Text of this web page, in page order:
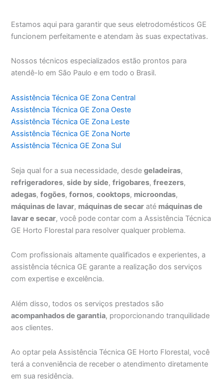
Estamos aqui para garantir que seus eletrodomésticos GE
funcionem perfeitamente e atendam às suas expectativas.
Nossos técnicos especializados estão prontos para
atendê-lo em São Paulo e em todo o Brasil.
Assistência Técnica GE Zona Central
Assistência Técnica GE Zona Oeste
Assistência Técnica GE Zona Leste
Assistência Técnica GE Zona Norte
Assistência Técnica GE Zona Sul
Seja qual for a sua necessidade, desdegeladeiras,
refrigeradores,side by side,frigobares,freezers,
adegas,fogões,fornos,cooktops, microondas,
máquinas de lavar, máquinas de secar até máquinas de
lavar e secar, você pode contar com a Assistência Técnica
GE Horto Florestal para resolver qualquer problema.
Com profissionais altamente qualificados e experientes, a
assistência técnica GE garante a realização dos serviços
com expertise e excelência.
Além disso, todos os serviços prestados são
acompanhados de garantia, proporcionando tranquilidade
aos clientes.
Ao optar pela Assistência Técnica GE Horto Florestal, você
terá a conveniência de receber o atendimento diretamente
em sua residência.